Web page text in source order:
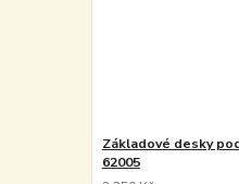
Základové desky
62005